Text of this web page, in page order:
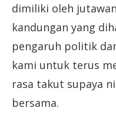
dimiliki oleh
kandungan yang
pengaruh politik
kami untuk terus
rasa takut supaya
bersama.